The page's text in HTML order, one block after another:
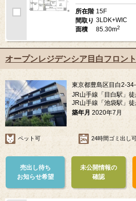
所在階 15F
間取り 3LDK+WIC
面積
85.30m2
オープンレジデンシア目白フロン
東京都豊島区目白2-
JR山手線「目白駅」
JR山手線「池袋駅」
築年月 2020年7月
ペット可 24時間ゴミ出し
売出し待ち
お知らせ希望
未公開情報の
確認